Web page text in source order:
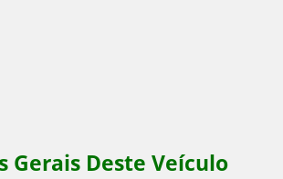
Gerais Deste Veículo